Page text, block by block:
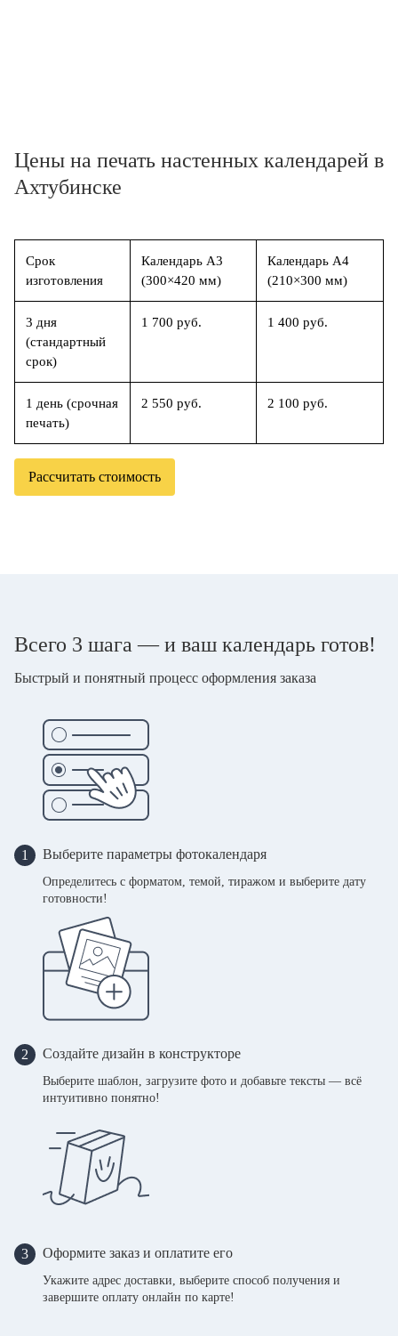
Цены на печать настенных календарей в
Ахтубинске
Срок
изготовления
Календарь А3
(300×420 мм)
Календарь А4
(210×300 мм)
3 дня
(стандартный
срок)
1 700 руб. 1 400 руб.
1 день (срочная
печать)
2 550 руб. 2 100 руб.
Рассчитать стоимость
Всего 3 шага — и ваш календарь готов!
Быстрый и понятный процесс оформления заказа
1 Выберите параметры фотокалендаря
Определитесь с форматом, темой, тиражом и выберите дату
готовности!
2 Создайте дизайн в конструкторе
Выберите шаблон, загрузите фото и добавьте тексты — всё
интуитивно понятно!
3 Оформите заказ и оплатите его
Укажите адрес доставки, выберите способ получения и
завершите оплату онлайн по карте!